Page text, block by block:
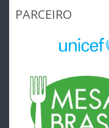
PARCEIRO